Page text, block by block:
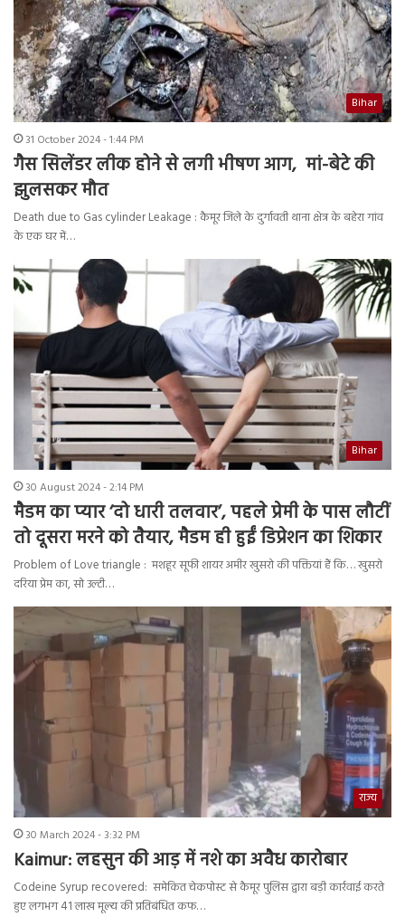
Bihar
31 October 2024 - 1:44 PM
गैस सिलेंडर लीक होने से लगी भीषण आग, मां-बेटे की
झुलसकर मौत
Death due to Gas cylinder Leakage : कैमूर जिले के दुर्गावती थाना क्षेत्र के बहेरा गांव
के एक घर में…
Bihar
30 August 2024 - 2:14 PM
मैडम का प्यार ‘दो धारी तलवार’, पहले प्रेमी के पास लौटीं
तो दूसरा मरने को तैयार, मैडम ही हुईं डिप्रेशन का शिकार
Problem of Love triangle : मशहूर सूफी शायर अमीर खुसरो की पक्तियां हैं कि… खुसरो
दरिया प्रेम का, सो उल्टी…
राज्य
30 March 2024 - 3:32 PM
Kaimur: लहसुन की आड़ में नशे का अवैध कारोबार
Codeine Syrup recovered: समेकित चेकपोस्ट से कैमूर पुलिस द्वारा बड़ी कार्रवाई करते
हुए लगभग 41 लाख मूल्य की प्रतिबंधित कफ…